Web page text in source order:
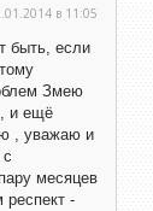
в 11:05
быть, если
Змею
и ещё
, уважаю и
месяцев
респект -